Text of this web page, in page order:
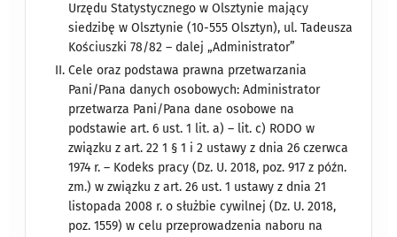
Urzędu Statystycznego w Olsztynie mający
siedzibę w Olsztynie (10-555 Olsztyn), ul. Tadeusza
Kościuszki 78/82 – dalej „Administrator”
Cele oraz podstawa prawna przetwarzania
Pani/Pana danych osobowych: Administrator
przetwarza Pani/Pana dane osobowe na
podstawie art. 6 ust. 1 lit. a) – lit. c) RODO w
związku z art. 22 1 § 1 i 2 ustawy z dnia 26 czerwca
1974 r. – Kodeks pracy (Dz. U. 2018, poz. 917 z późn.
zm.) w związku z art. 26 ust. 1 ustawy z dnia 21
listopada 2008 r. o służbie cywilnej (Dz. U. 2018,
poz. 1559) w celu przeprowadzenia naboru na